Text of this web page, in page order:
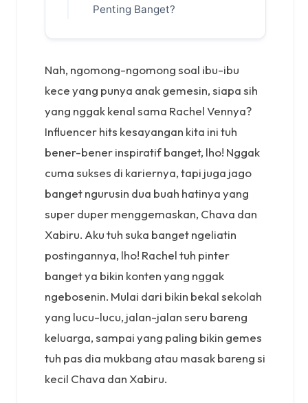
Penting Banget?
Nah, ngomong-ngomong soal ibu-ibu
kece yang punya anak gemesin, siapa sih
yang nggak kenal sama Rachel Vennya?
Influencer hits kesayangan kita ini tuh
bener-bener inspiratif banget, lho! Nggak
cuma sukses di kariernya, tapi juga jago
banget ngurusin dua buah hatinya yang
super duper menggemaskan, Chava dan
Xabiru. Aku tuh suka banget ngeliatin
postingannya, lho! Rachel tuh pinter
banget ya bikin konten yang nggak
ngebosenin. Mulai dari bikin bekal sekolah
yang lucu-lucu, jalan-jalan seru bareng
keluarga, sampai yang paling bikin gemes
tuh pas dia mukbang atau masak bareng si
kecil Chava dan Xabiru.